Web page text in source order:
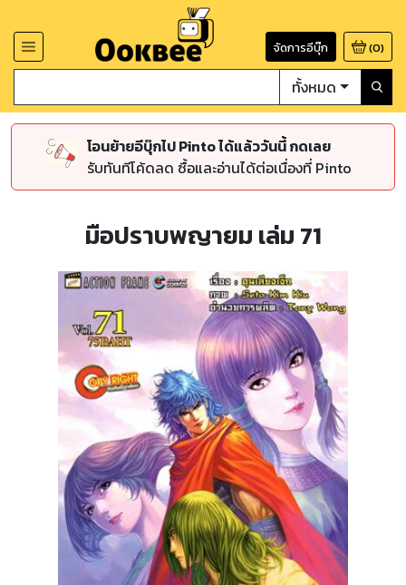
จัดการอีบุ๊ก (0)
ทั้งหมด
โอนย้ายอีบุ๊กไป Pinto ได้แล้ววันนี้ กดเลย
รับทันทีโค้ดลด ซื้อและอ่านได้ต่อเนื่องที่ Pinto
มือปราบพญายม เล่ม 71